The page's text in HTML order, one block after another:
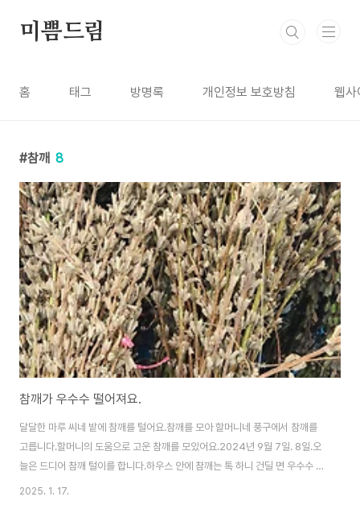
미쁨드림
홈 태그 방명록 개인정보 보호방침 웹사
참깨 8
참깨가 우수수 떨어져요.
달달한 마루 씨네 밭에 참깨를 털어요.참깨를 모아 할머니네 풍구에서 참깨를
고릅니다.할머니의 도움으로 고운 참깨를 모았어요.2024년 9월 7일. 8일.오
늘은 드디어 참깨 털이를 합니다.하우스 안에 참깨는 톡 하니 건딜 면 우수수 떨
어집니다. 자세히 듣고 있으면 참깨가 톡톡 터져서 떨어지는 소리도 들을 수 있
2025. 1. 17.